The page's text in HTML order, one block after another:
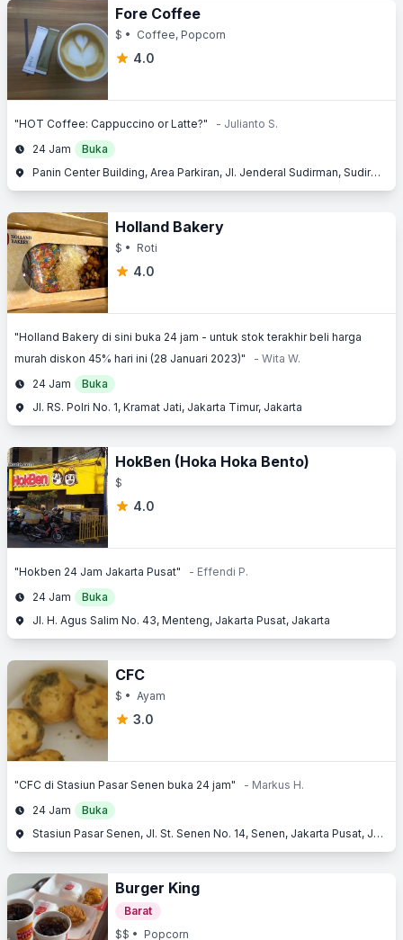
Fore Coffee
$ • Coffee, Popcorn
4.0
"HOT Coffee: Cappuccino or Latte?"
- Julianto S.
24 Jam
Buka
Panin Center Building, Area Parkiran, Jl. Jenderal Sudirman, Sudirman, Jakarta Pusat, Jakarta
Holland Bakery
$ • Roti
4.0
"Holland Bakery di sini buka 24 jam - untuk stok terakhir beli harga
murah diskon 45% hari ini (28 Januari 2023)"
- Wita W.
24 Jam
Buka
Jl. RS. Polri No. 1, Kramat Jati, Jakarta Timur, Jakarta
HokBen (Hoka Hoka Bento)
$
4.0
"Hokben 24 Jam Jakarta Pusat"
- Effendi P.
24 Jam
Buka
Jl. H. Agus Salim No. 43, Menteng, Jakarta Pusat, Jakarta
CFC
$ • Ayam
3.0
"CFC di Stasiun Pasar Senen buka 24 jam"
- Markus H.
24 Jam
Buka
Stasiun Pasar Senen, Jl. St. Senen No. 14, Senen, Jakarta Pusat, Jakarta
Burger King
Barat
$$ • Popcorn